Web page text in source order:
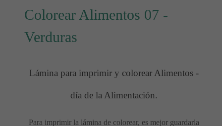
Colorear Alimentos 07 -
Verduras
Lámina para imprimir y colorear Alimentos -
día de la Alimentación.
Para imprimir la lámina de colorear, es mejor guardarla